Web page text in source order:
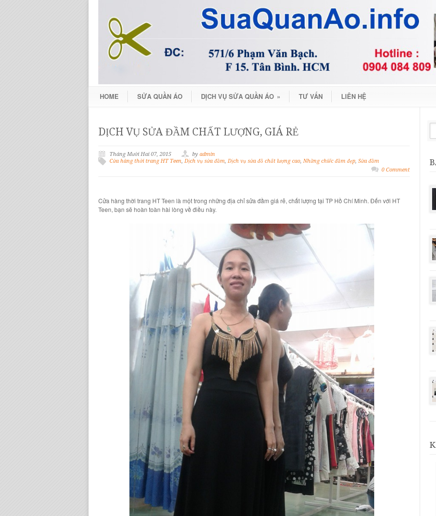
HOME SỬA QUẦN ÁO DỊCH VỤ SỬA QUẦN ÁO » TƯ VẤN LIÊN HỆ
DỊCH VỤ SỬA ĐẦM CHẤT LƯỢNG, GIÁ RẺ
Tháng Mười Hai 07, 2015 by admin
Cửa hàng thời trang HT Teen, Dịch vụ sửa đầm, Dịch vụ sửa đồ chất lượng cao, Những chiếc đầm đẹp, Sửa đầm
0 Comment
Cửa hàng thời trang HT Teen là một trong những địa chỉ sửa đầm giá rẻ, chất lượng tại TP Hồ Chí Minh. Đến với HT
Teen, bạn sẽ hoàn toàn hài lòng về điều này.